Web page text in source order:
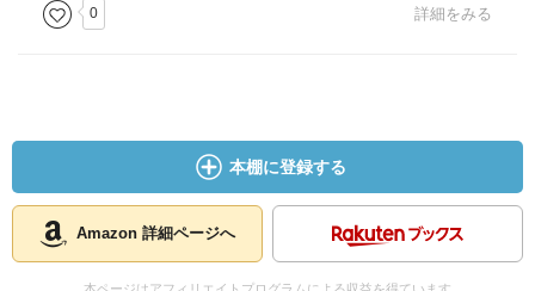
0 詳細をみる
本棚に登録する
Amazon 詳細ページへ